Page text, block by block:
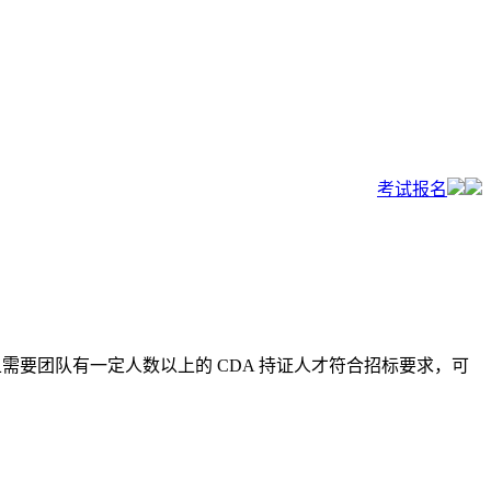
考试报名
要团队有一定人数以上的 CDA 持证人才符合招标要求，可